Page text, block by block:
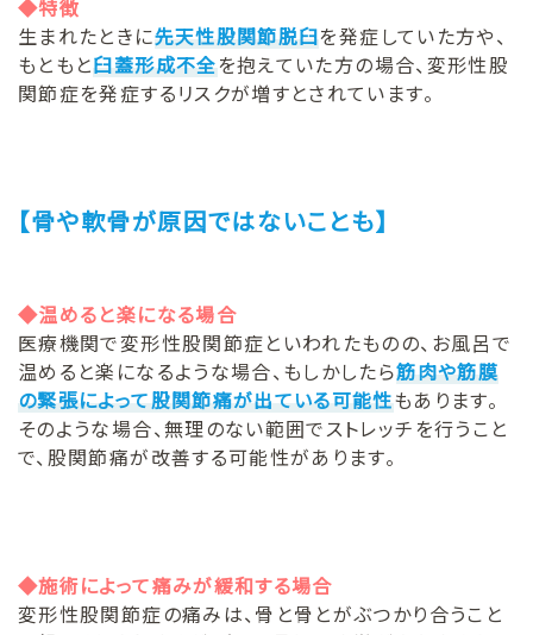
◆特徴
生まれたときに先天性股関節脱臼を発症していた方や、
もともと臼蓋形成不全を抱えていた方の場合、変形性股
関節症を発症するリスクが増すとされています。
【骨や軟骨が原因ではないことも】
◆温めると楽になる場合
医療機関で変形性股関節症といわれたものの、お風呂で
温めると楽になるような場合、もしかしたら筋肉や筋膜
の緊張によって股関節痛が出ている可能性もあります。
そのような場合、無理のない範囲でストレッチを行うこと
で、股関節痛が改善する可能性があります。
◆施術によって痛みが緩和する場合
変形性股関節症の痛みは、骨と骨とがぶつかり合うこと